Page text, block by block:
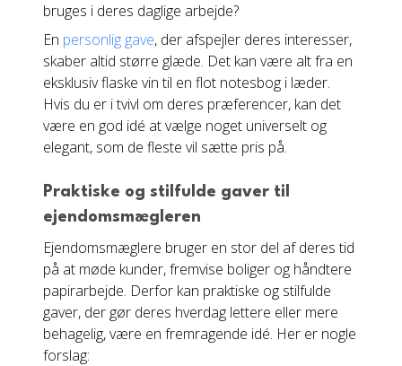
bruges i deres daglige arbejde?
En personlig gave, der afspejler deres interesser,
skaber altid større glæde. Det kan være alt fra en
eksklusiv flaske vin til en flot notesbog i læder.
Hvis du er i tvivl om deres præferencer, kan det
være en god idé at vælge noget universelt og
elegant, som de fleste vil sætte pris på.
Praktiske og stilfulde gaver til
ejendomsmægleren
Ejendomsmæglere bruger en stor del af deres tid
på at møde kunder, fremvise boliger og håndtere
papirarbejde. Derfor kan praktiske og stilfulde
gaver, der gør deres hverdag lettere eller mere
behagelig, være en fremragende idé. Her er nogle
forslag: